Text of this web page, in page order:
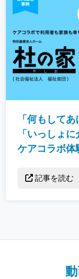
「何もして
「いっしょ
ケアコラボ体
記事を読む